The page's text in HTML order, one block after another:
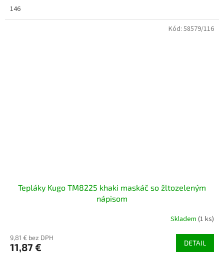
146
Tepláky Kugo TM8225 khaki maskáč so žltozeleným
nápisom
Skladem (1 ks)
9,81 € bez DPH
11,87 € DETAIL
Kód: 58579/116